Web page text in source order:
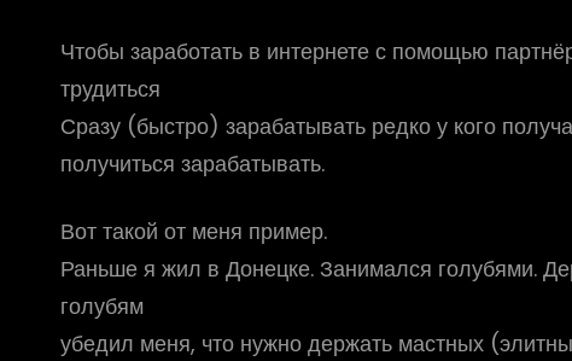
Чтобы заработать в интернете с помощью
трудиться
Сразу (быстро) зарабатывать редко у кого
получиться зарабатывать.
Вот такой от меня пример.
Раньше я жил в Донецке. Занимался голубями.
голубям
убедил меня, что нужно держать мастных